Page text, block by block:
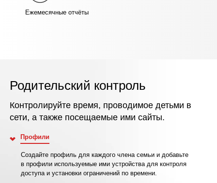
Ежемесячные отчёты
Родительский контроль
Контролируйте время, проводимое детьми в
сети, а также посещаемые ими сайты.
Профили
Создайте профиль для каждого члена семьи и добавьте
в профили используемые ими устройства для контроля
доступа и установки ограничений по времени.